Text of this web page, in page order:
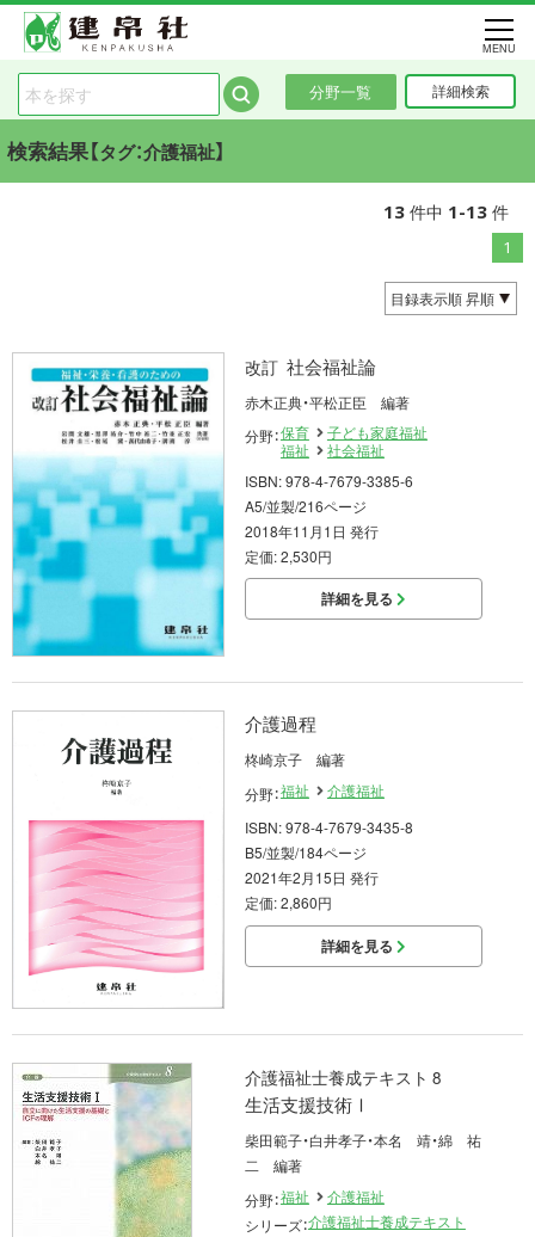
分野一覧 詳細検索
MENU
検索結果【タグ：介護福祉】
13件中 1-13件
1
改訂 社会福祉論
赤木正典・平松正臣 編著
分野：保育
子ども家庭福祉
福祉
社会福祉
ISBN: 978-4-7679-3385-6
A5/並製/216ページ
2018年11月1日 発行
定価: 2,530円
詳細を見る
介護過程
柊崎京子 編著
分野：福祉
介護福祉
ISBN: 978-4-7679-3435-8
B5/並製/184ページ
2021年2月15日 発行
定価: 2,860円
詳細を見る
介護福祉士養成テキスト 8
生活支援技術Ⅰ
柴田範子・白井孝子・本名 靖・綿 祐
二 編著
分野：福祉
介護福祉
シリーズ：介護福祉士養成テキスト